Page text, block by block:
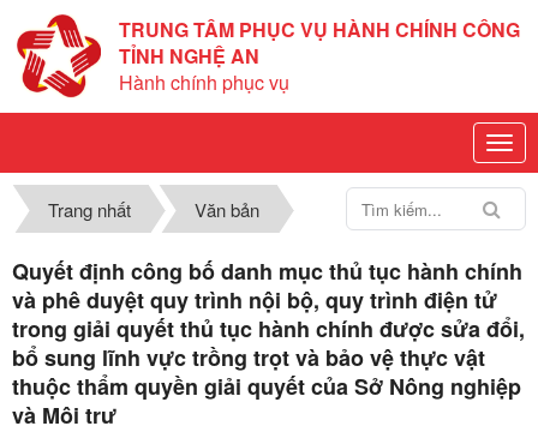
TRUNG TÂM PHỤC VỤ HÀNH CHÍNH CÔNG
TỈNH NGHỆ AN
Hành chính phục vụ
Trang nhất Văn bản
Quyết định công bố danh mục thủ tục hành chính
và phê duyệt quy trình nội bộ, quy trình điện tử
trong giải quyết thủ tục hành chính được sửa đổi,
bổ sung lĩnh vực trồng trọt và bảo vệ thực vật
thuộc thẩm quyền giải quyết của Sở Nông nghiệp
và Môi trư